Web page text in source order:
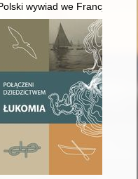
: Maria Danilewicz
wywiad we Francji w